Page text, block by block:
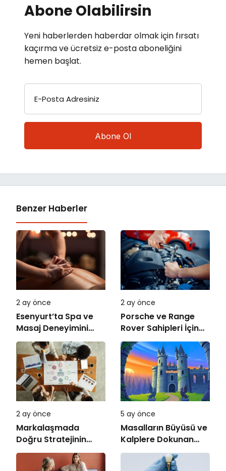
Abone Olabilirsin
Yeni haberlerden haberdar olmak için fırsatı
kaçırma ve ücretsiz e-posta aboneliğini
hemen başlat.
E-Posta Adresiniz
Benzer Haberler
2 ay önce
Esenyurt’ta Spa ve
Masaj Deneyimini
Doğru Seçmek
2 ay önce
Porsche ve Range
Rover Sahipleri İçin
Servis Rehberi
2 ay önce
Markalaşmada
Doğru Stratejinin
Önemi
5 ay önce
Masalların Büyüsü ve
Kalplere Dokunan
Hikâyeler